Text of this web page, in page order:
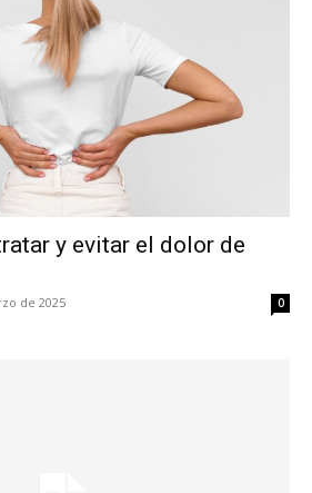
y evitar el dolor de
de 2025 0